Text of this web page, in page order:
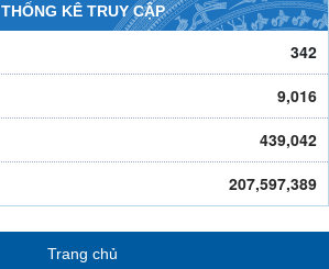
THỐNG KÊ TRUY CẬP
342
9,016
439,042
207,597,389
Trang chủ